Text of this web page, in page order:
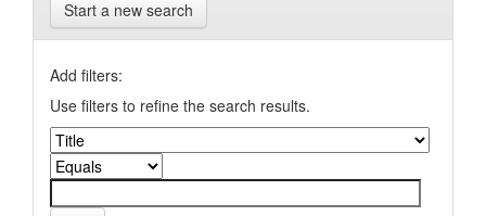
Start a new search
Add filters:
Use filters to refine the search results.